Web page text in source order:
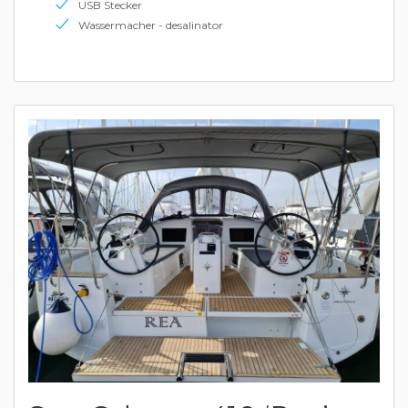
USB Stecker
Wassermacher - desalinator